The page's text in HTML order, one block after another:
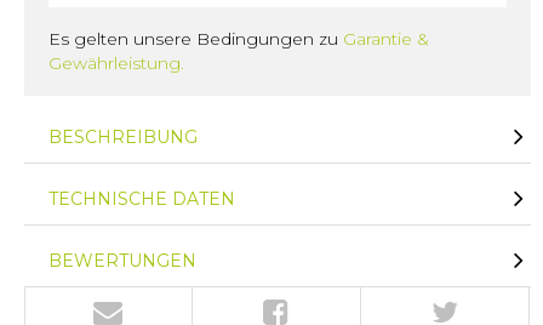
Es gelten unsere Bedingungen zu Garantie &
Gewährleistung.
BESCHREIBUNG
TECHNISCHE DATEN
BEWERTUNGEN